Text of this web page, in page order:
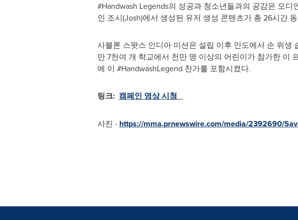
#Handwash Legends의 성공과 청소년들과의 공감은 오
인 조시(Josh)에서 생성된 유저 생성 콘텐츠가 총 26시간
사블론 스왓스 인디아 미션은 설립 이후 인도에서 손 위
만 7천여 개 학교에서 천만 명 이상의 어린이가 참가한 이
에 이 #HandwashLegend 찬가를 포함시켰다.
링크: 캠페인 영상 시청
사진 - https://mma.prnewswire.com/media/2392690/